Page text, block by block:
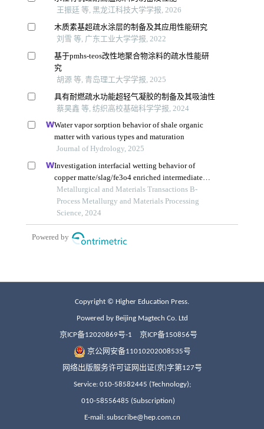
Copyright © Higher Education Press.
Powered by Beijing Magtech Co. Ltd
京ICP备12020869号-1 京ICP备150856号
京公网安备11010202008535号
网络出版服务许可证网出证(京)字第127号
Service: 010-58582445 (Technology);
010-58556485 (Subscription)
E-mail: subscribe@hep.com.cn